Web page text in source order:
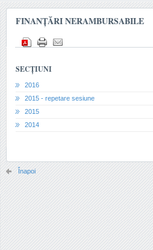
FINANȚĂRI NERAMBURSABILE
SECȚIUNI
2016
2015 - repetare sesiune
2015
2014
Înapoi